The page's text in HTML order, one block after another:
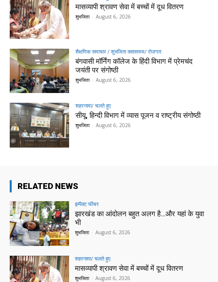
मासव्यापी श्रावण सेवा में बच्चों में दूध वितरण
शुभजिता - August 6, 2026
शैक्षणिक समाचार / शुभजिता क्सासरूम/ रोजगार
बंगवासी मॉर्निंग कॉलेज के हिंदी विभाग में प्रेमचंद
जयंती पर संगोष्ठी
शुभजिता - August 6, 2026
शहरनामा/ चलते हुए
सीयू, हिन्दी विभाग में व्यास पूजन व राष्ट्रीय संगोष्ठी
शुभजिता - August 6, 2026
RELATED NEWS
इम्पैक्ट फीचर
झारखंड का आंदोलन बहुत अलग है…और यहां के युवा
भी
शुभजिता - August 6, 2026
शहरनामा/ चलते हुए
मासव्यापी श्रावण सेवा में बच्चों में दूध वितरण
शुभजिता - August 6, 2026